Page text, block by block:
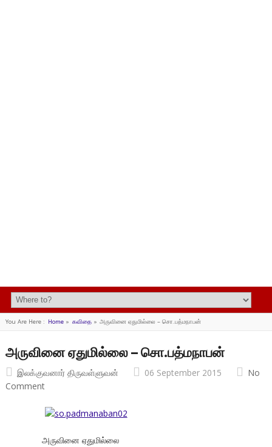
You Are Here : Home» கவிதை» அருவினை ஏதுமில்லை – சொ.பத்மநாபன்
அருவினை ஏதுமில்லை – சொ.பத்மநாபன்
இலக்குவனார் திருவள்ளுவன் 06 September 2015
No
Comment
அருவினை ஏதுமில்லை